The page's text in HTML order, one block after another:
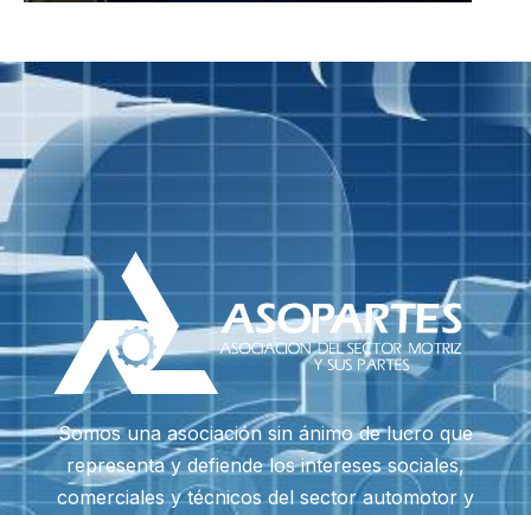
Somos una asociación sin ánimo de lucro que
representa y defiende los intereses sociales,
comerciales y técnicos del sector automotor y